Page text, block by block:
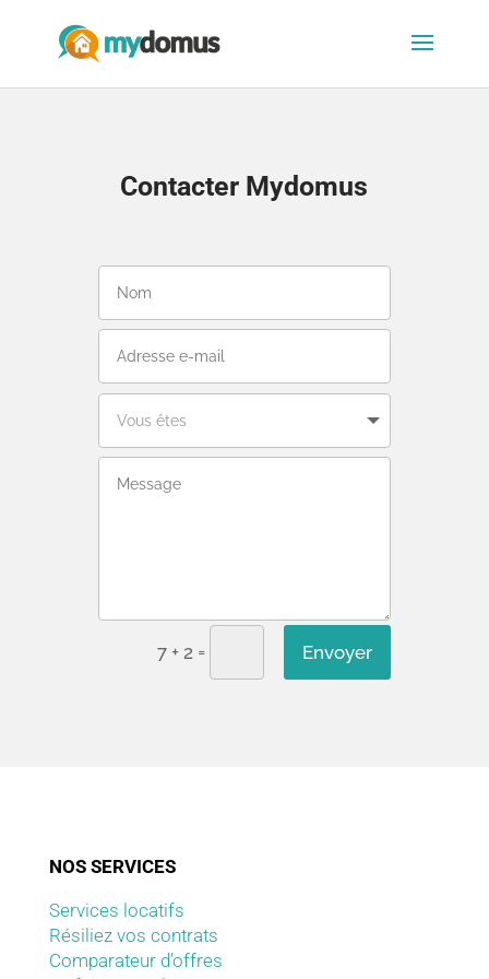
Contacter Mydomus
7 + 2 = Envoyer
NOS SERVICES
Services locatifs
Résiliez vos contrats
Comparateur d’offres